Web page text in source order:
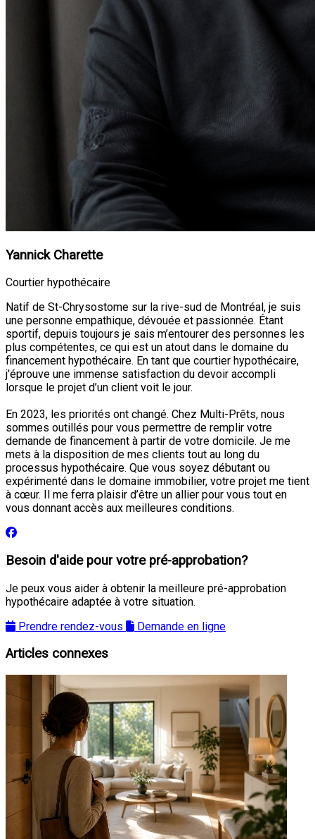
Yannick Charette
Courtier hypothécaire
Natif de St-Chrysostome sur la rive-sud de Montréal, je suis
une personne empathique, dévouée et passionnée. Étant
sportif, depuis toujours je sais m’entourer des personnes les
plus compétentes, ce qui est un atout dans le domaine du
financement hypothécaire. En tant que courtier hypothécaire,
j'éprouve une immense satisfaction du devoir accompli
lorsque le projet d’un client voit le jour.
En 2023, les priorités ont changé. Chez Multi-Prêts, nous
sommes outillés pour vous permettre de remplir votre
demande de financement à partir de votre domicile. Je me
mets à la disposition de mes clients tout au long du
processus hypothécaire. Que vous soyez débutant ou
expérimenté dans le domaine immobilier, votre projet me tient
à cœur. Il me ferra plaisir d’être un allier pour vous tout en
vous donnant accès aux meilleures conditions.
Besoin d'aide pour votre pré-approbation?
Je peux vous aider à obtenir la meilleure pré-approbation
hypothécaire adaptée à votre situation.
Prendre rendez-vous
Demande en ligne
Articles connexes